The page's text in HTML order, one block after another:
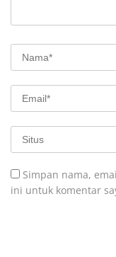
Simpan nama,
ini untuk komentar